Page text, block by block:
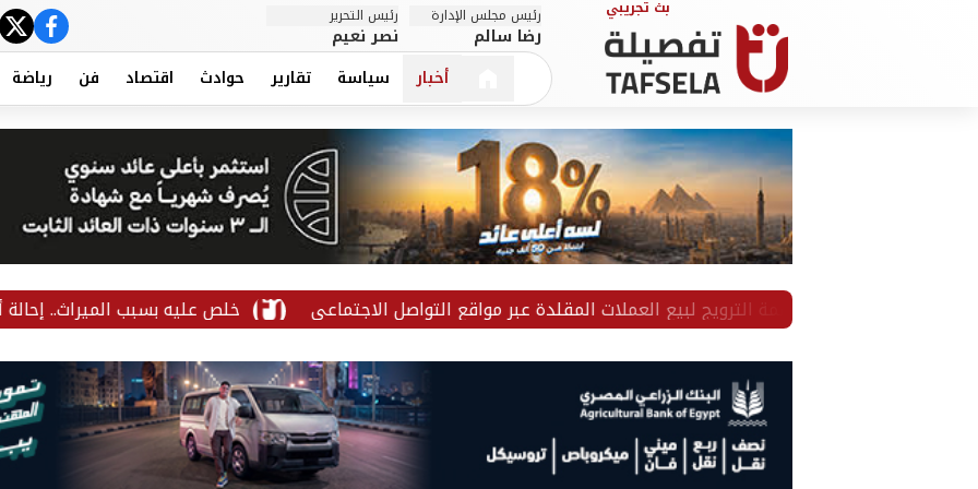
رئيس مجلس الإدارة
رضا سالم
رئيس التحرير
نصر نعيم
أخبار سياسة تقارير حوادث اقتصاد فن رياضة
خلص عليه بسبب الميراث.. إحالة أوراق ضبط زوجين بتهمة الترويج لبيع العملات المقلدة عبر مواقع التواصل الاجتماعي